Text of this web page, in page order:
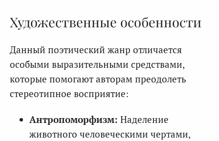
Художественные особенности
Данный поэтический жанр отличается
особыми выразительными средствами,
которые помогают авторам преодолеть
стереотипное восприятие:
Антропоморфизм: Наделение
животного человеческими чертами,